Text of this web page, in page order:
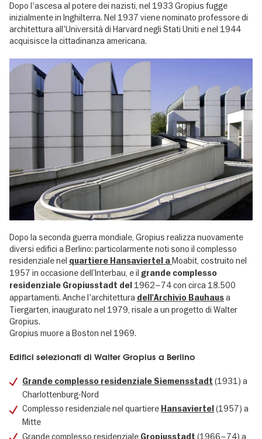
Dopo l'ascesa al potere dei nazisti, nel 1933 Gropius fugge
inizialmente in Inghilterra. Nel 1937 viene nominato professore di
architettura all'Università di Harvard negli Stati Uniti e nel 1944
acquisisce la cittadinanza americana.
Dopo la seconda guerra mondiale, Gropius realizza nuovamente
diversi edifici a Berlino: particolarmente noti sono il complesso
residenziale nel quartiere Hansaviertel a Moabit, costruito nel
1957 in occasione dell’Interbau, e il grande complesso
residenziale Gropiusstadt del 1962–74 con circa 18.500
appartamenti. Anche l'architettura dell'Archivio Bauhausa
Tiergarten, inaugurato nel 1979, risale a un progetto di Walter
Gropius.
Gropius muore a Boston nel 1969.
Edifici selezionati di Walter Gropius a Berlino
Grande complesso residenziale Siemensstadt (1931) a
Charlottenburg-Nord
Complesso residenziale nel quartiere Hansaviertel (1957) a
Mitte
Grande complesso residenziale Gropiusstadt (1966–74) a